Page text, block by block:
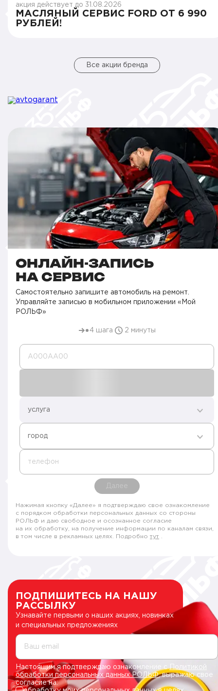
акция действует до 31.08.2026
МАСЛЯНЫЙ СЕРВИС FORD ОТ 6 990
РУБЛЕЙ!
Все акции бренда
ОНЛАЙН-ЗАПИСЬ
НА СЕРВИС
Самостоятельно запишите автомобиль на ремонт.
Управляйте записью в мобильном приложении «Мой
РОЛЬФ»
4 шага 2 минуты
А000AA00
услуга
город
телефон
Далее
Нажимая кнопку «Далее» я подтверждаю свое ознакомление
с порядком обработки персональных данных со стороны
РОЛЬФ и даю свободное и осознанное согласие
на их обработку, на получение информации по каналам связи,
в том числе в рекламных целях. Подробно тут
ПОДПИШИТЕСЬ НА НАШУ
РАССЫЛКУ
Узнавайте первыми о наших акциях, новинках
и специальных предложениях
Ваш email
Настоящим я подтверждаю ознакомление сПолитикой
обработки персональных данных РОЛЬФ, выражаю свое
согласие на: